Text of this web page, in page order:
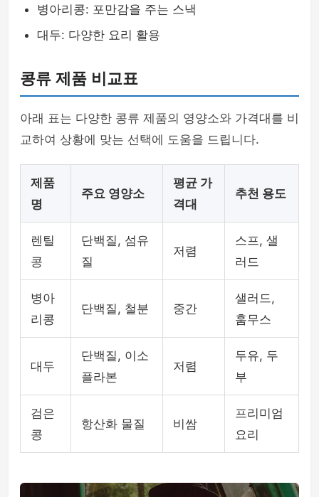
병아리콩: 포만감을 주는 스낵
대두: 다양한 요리 활용
콩류 제품 비교표
아래 표는 다양한 콩류 제품의 영양소와 가격대를 비
교하여 상황에 맞는 선택에 도움을 드립니다.
제품
명
주요 영양소
평균 가
격대
추천 용도
렌틸
콩
단백질, 섬유
질
저렴
스프, 샐
러드
병아
리콩
단백질, 철분 중간
샐러드,
훔무스
대두
단백질, 이소
플라본
저렴
두유, 두
부
검은
콩
항산화 물질 비쌈
프리미엄
요리